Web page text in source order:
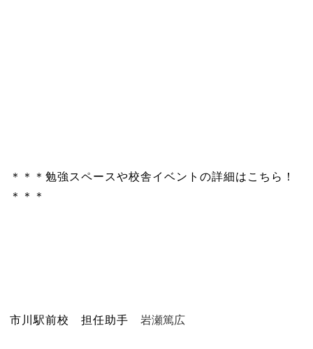
＊＊＊勉強スペースや校舎イベントの詳細はこちら！
＊＊＊
市川駅前校 担任助手 岩瀬篤広